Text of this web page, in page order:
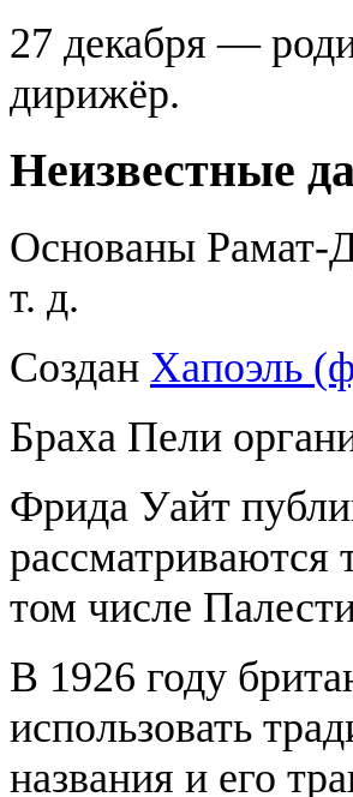
27 декабря —
дирижёр.
Неизвестные
Основаны Рамат-
т. д.
Создан Хапоэль
Браха Пели
Фрида Уайт
рассматриваются
том числе
В 1926 году
использовать
названия и его